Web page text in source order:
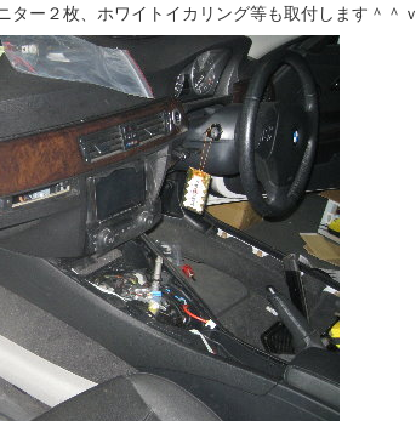
ター２枚、ホワイトイカリング等も取付します＾＾ｖ